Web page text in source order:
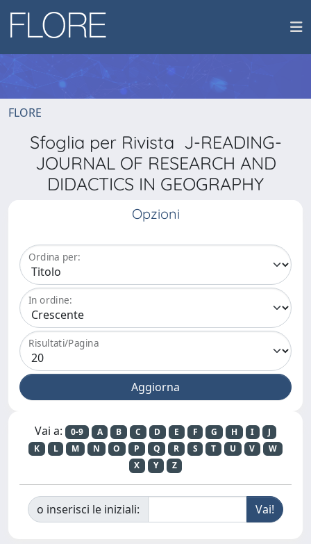
FLORE
Sfoglia per Rivista J-READING-
JOURNAL OF RESEARCH AND
DIDACTICS IN GEOGRAPHY
Opzioni
Ordina per:
In ordine:
Risultati/Pagina
Vai a: 0-9 A B C D E F G H I
J
K
L M N O P Q R S T U V
W
X
Y Z
o inserisci le iniziali: